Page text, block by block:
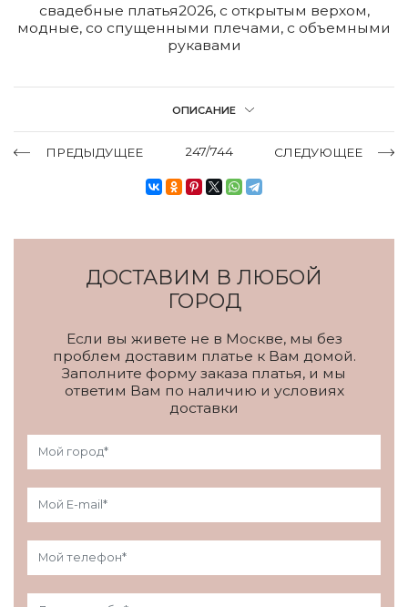
свадебные платья2026, с открытым верхом,
модные, со спущенными плечами, с объемными
рукавами
ОПИСАНИЕ
ПРЕДЫДУЩЕЕ 247/744 СЛЕДУЮЩЕЕ
ДОСТАВИМ В ЛЮБОЙ
ГОРОД
Если вы живете не в Москве, мы без
проблем доставим платье к Вам домой.
Заполните форму заказа платья, и мы
ответим Вам по наличию и условиях
доставки